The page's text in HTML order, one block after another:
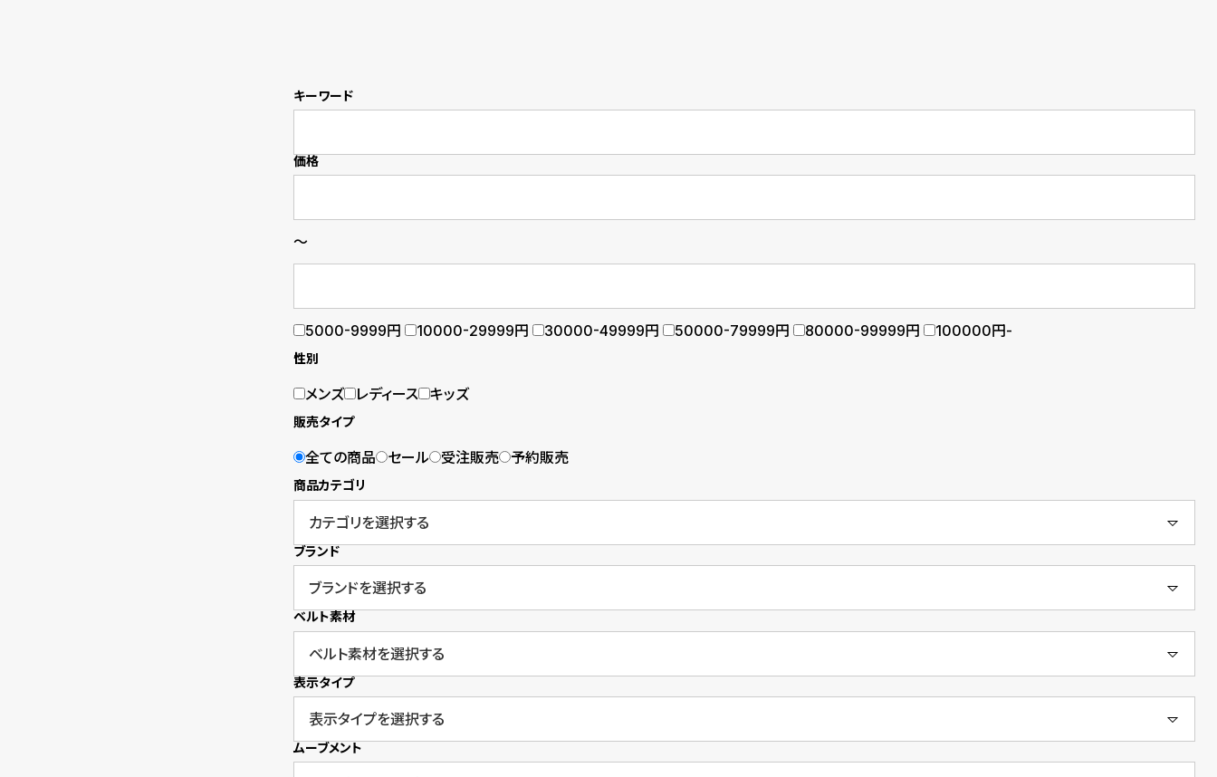
キーワード
価格
～
5000-9999円 10000-29999円 30000-49999円 50000-79999円 80000-99999円 100000円-
性別
メンズ レディース キッズ
販売タイプ
全ての商品 セール 受注販売 予約販売
商品カテゴリ
ブランド
ベルト素材
表示タイプ
ムーブメント